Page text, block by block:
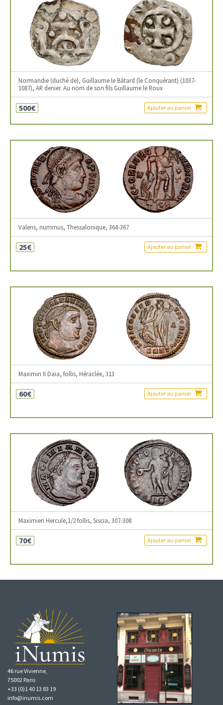
Normandie (duché de), Guillaume le Bâtard (le Conquérant) (1037-
1087), AR denier. Au nom de son fils Guillaume le Roux
500€ Ajouter au panier
Valens, nummus, Thessalonique, 364-367
25€ Ajouter au panier
Maximin II Daia, follis, Héraclée, 313
60€ Ajouter au panier
Maximien Hercule,1/2 follis, Siscia, 307-308
70€ Ajouter au panier
46 rue Vivienne,
75002 Paris
+33 (0)1 40 13 83 19
info@inumis.com